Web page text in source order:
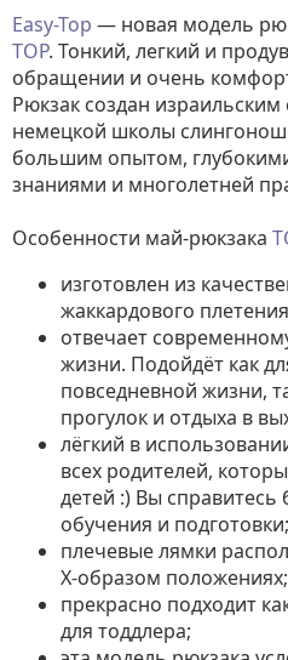
Easy-Top — новая модель
TOP. Тонкий, легкий и
обращении и очень
Рюкзак создан израильским
немецкой школы
большим опытом,
знаниями и многолетней
Особенности май-рюкзака
изготовлен из
жаккардового
отвечает
жизни. Подойдёт как
повседневной жизни,
прогулок и отдыха в
лёгкий в
всех родителей,
детей :) Вы справитесь
обучения и подготовки;
плечевые лямки
Х-образом положениях;
прекрасно подходит
для тоддлера;